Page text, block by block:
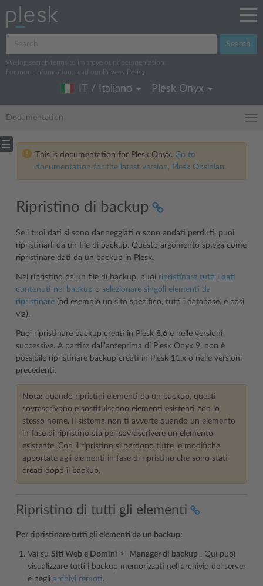
Search
We log search terms to improve our documentation.
For more information, read our
Privacy Policy
IT / Italiano Plesk Onyx
Documentation
This is documentation for Plesk Onyx. Go to
documentation for the latest version, Plesk Obsidian.
Ripristino di backup
Se i tuoi dati si sono danneggiati o sono andati perduti, puoi
ripristinarli da un file di backup. Questo argomento spiega come
ripristinare dati da un backup in Plesk.
Nel ripristino da un file di backup, puoi ripristinare tutti i dati
contenuti nel backup o selezionare singoli elementi da
ripristinare (ad esempio un sito specifico, tutti i database, e così
via).
Puoi ripristinare backup creati in Plesk 8.6 e nelle versioni
successive. A partire dall’anteprima di Plesk Onyx 9, non è
possibile ripristinare backup creati in Plesk 11.x o nelle versioni
precedenti.
Nota: quando ripristini elementi da un backup, questi
sovrascrivono e sostituiscono elementi esistenti con lo
stesso nome. Il sistema non ti avverte quando un elemento
in fase di ripristino sta per sovrascrivere un elemento
esistente. Con il ripristino si perdono tutte le modifiche
apportate agli elementi in fase di ripristino che sono stati
creati dopo il backup.
Ripristino di tutti gli elementi
Per ripristinare tutti gli elementi da un backup:
Vai su Siti Web e Domini > Manager di backup . Qui puoi
visualizzare tutti i backup memorizzati nell’archivio del server
e negli archivi remoti.